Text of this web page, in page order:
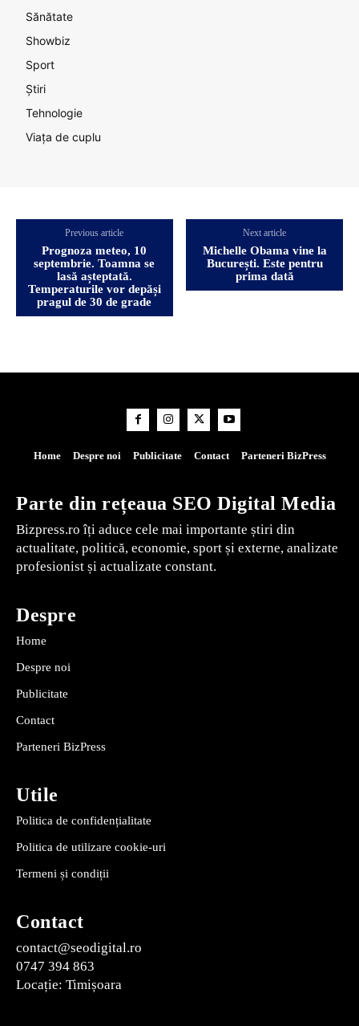
Sănătate
Showbiz
Sport
Știri
Tehnologie
Viața de cuplu
Previous article
Prognoza meteo, 10
septembrie. Toamna se
lasă așteptată.
Temperaturile vor depăși
pragul de 30 de grade
Next article
Michelle Obama vine la
București. Este pentru
prima dată
Home Despre noi Publicitate Contact Parteneri BizPress
Parte din rețeaua SEO Digital Media
Bizpress.ro îți aduce cele mai importante știri din
actualitate, politică, economie, sport și externe, analizate
profesionist și actualizate constant.
Despre
Home
Despre noi
Publicitate
Contact
Parteneri BizPress
Utile
Politica de confidențialitate
Politica de utilizare cookie-uri
Termeni și condiții
Contact
contact@seodigital.ro
0747 394 863
Locație: Timișoara